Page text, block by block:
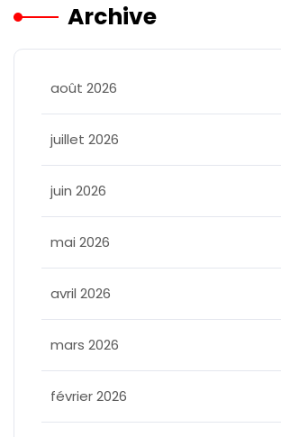
Archive
août 2026
juillet 2026
juin 2026
mai 2026
avril 2026
mars 2026
février 2026